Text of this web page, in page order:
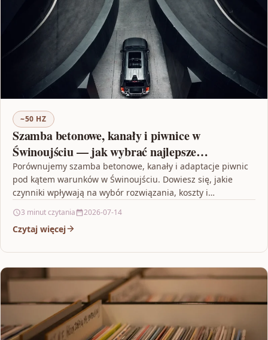
~50 HZ
Szamba betonowe, kanały i piwnice w
Świnoujściu — jak wybrać najlepsze
rozwiązanie
Porównujemy szamba betonowe, kanały i adaptacje piwnic
pod kątem warunków w Świnoujściu. Dowiesz się, jakie
czynniki wpływają na wybór rozwiązania, koszty i
3 minut czytania 2026-07-14
Czytaj więcej